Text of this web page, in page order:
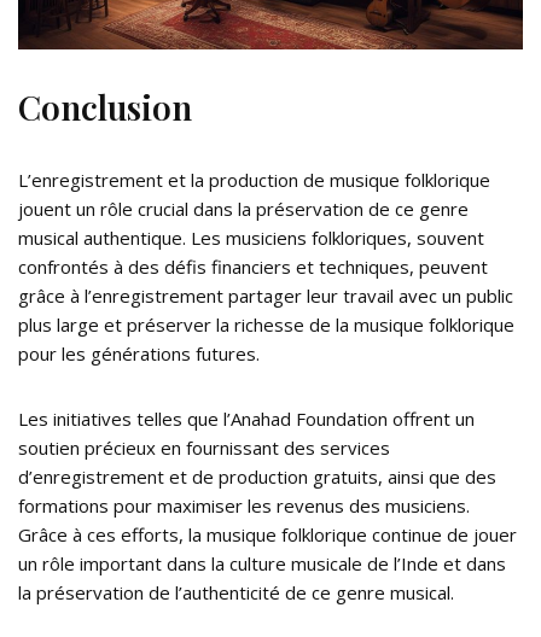
Conclusion
L’enregistrement et la production de musique folklorique
jouent un rôle crucial dans la préservation de ce genre
musical authentique. Les musiciens folkloriques, souvent
confrontés à des défis financiers et techniques, peuvent
grâce à l’enregistrement partager leur travail avec un public
plus large et préserver la richesse de la musique folklorique
pour les générations futures.
Les initiatives telles que l’Anahad Foundation offrent un
soutien précieux en fournissant des services
d’enregistrement et de production gratuits, ainsi que des
formations pour maximiser les revenus des musiciens.
Grâce à ces efforts, la musique folklorique continue de jouer
un rôle important dans la culture musicale de l’Inde et dans
la préservation de l’authenticité de ce genre musical.